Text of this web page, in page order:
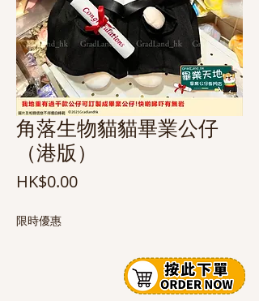
角落生物貓貓畢業公仔
（港版）
HK$0.00價
限時優惠